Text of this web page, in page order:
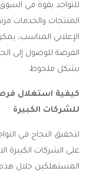
للتواجد بقوة في
المنتجات والخدمات
الإعلاني المناسب،
الفرصة للوصول إلى
بشكل ملحوظ.
كيفية استغلال
للشركات الكبيرة
لتحقيق النجاح في
على الشركات الكبيرة
المستهلكين خلال هذه